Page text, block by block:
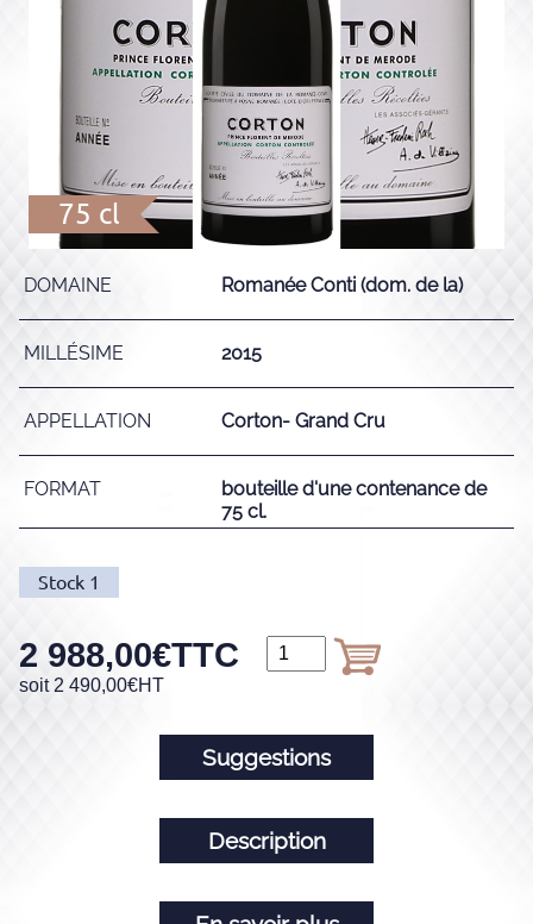
75 cl
DOMAINE Romanée Conti (dom. de la)
MILLÉSIME 2015
APPELLATION Corton- Grand Cru
FORMAT
bouteille d'une contenance de
75 cl.
Stock 1
2 988,00€TTC
soit 2 490,00€HT
Suggestions
Description